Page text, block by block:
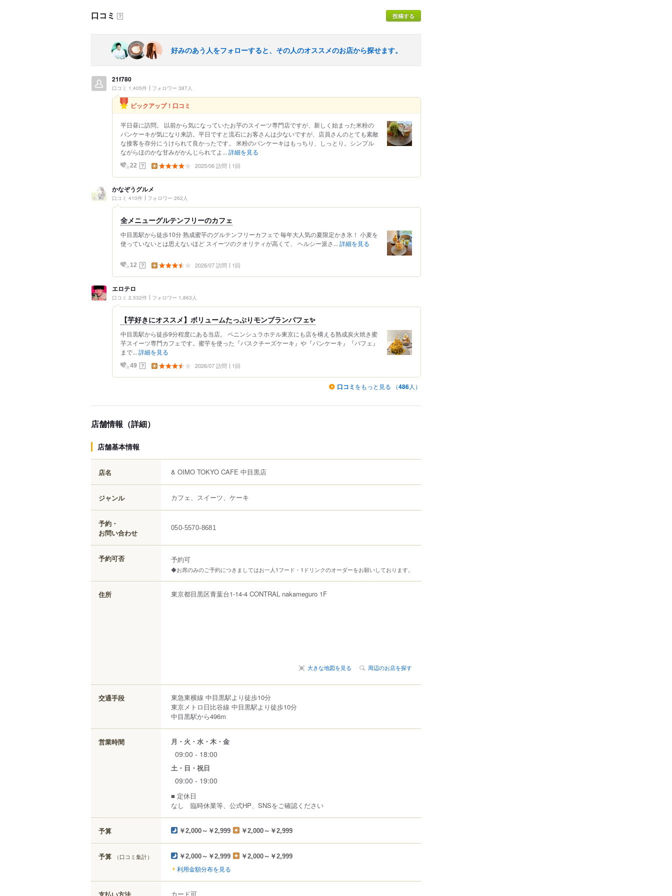
口コミ ？ 投稿する
好みのあう人をフォローすると、その人のオススメのお店から探せます。
21f780
口コミ 1,405件 フォロワー 387人
ピックアップ！口コミ
平日昼に訪問。 以前から気になっていたお芋のスイーツ専門店ですが、新しく始まった米粉の
パンケーキが気になり来訪。平日ですと流石にお客さんは少ないですが、店員さんのとても素敵
な接客を存分にうけられて良かったです。 米粉のパンケーキはもっちり、しっとり。シンプル
ながらほのかな甘みがかんじられてよ... 詳細を見る
22 ？ 2025/06 訪問 1回
かなぞうグルメ
口コミ 410件 フォロワー 262人
全メニューグルテンフリーのカフェ
中目黒駅から徒歩10分 熟成蜜芋のグルテンフリーカフェで 毎年大人気の夏限定かき氷！ 小麦を
使っていないとは思えないほど スイーツのクオリティが高くて、 ヘルシー派さ... 詳細を見る
12 ？ 2026/07 訪問 1回
エロテロ
口コミ 2,532件 フォロワー 1,863人
【芋好きにオススメ】ボリュームたっぷりモンブランパフェ✨
中目黒駅から徒歩9分程度にある当店。 ペニンシュラホテル東京にも店を構える熟成炭火焼き蜜
芋スイーツ専門カフェです。蜜芋を使った『バスクチーズケーキ』や『パンケーキ』『パフェ』
まで... 詳細を見る
49 ？ 2026/07 訪問 1回
口コミ をもっと見る （486人）
店舗情報（詳細）
店舗基本情報
店名 & OIMO TOKYO CAFE 中目黒店
ジャンル カフェ、スイーツ、ケーキ
予約・
お問い合わせ
050-5570-8681
予約可否 予約可
◆お席のみのご予約につきましてはお一人1フード・1ドリンクのオーダーをお願いしております。
住所 東京都目黒区青葉台1-14-4 CONTRAL nakameguro 1F
大きな地図を見る 周辺のお店を探す
交通手段
東急東横線 中目黒駅より徒歩10分
東京メトロ日比谷線 中目黒駅より徒歩10分
中目黒駅から496m
営業時間 月・火・水・木・金
09:00 - 18:00
土・日・祝日
09:00 - 19:00
■ 定休日
なし 臨時休業等、公式HP、SNSをご確認ください
予算 ￥2,000～￥2,999 ￥2,000～￥2,999
予算 （口コミ集計） ￥2,000～￥2,999 ￥2,000～￥2,999
利用金額分布を見る
カード可